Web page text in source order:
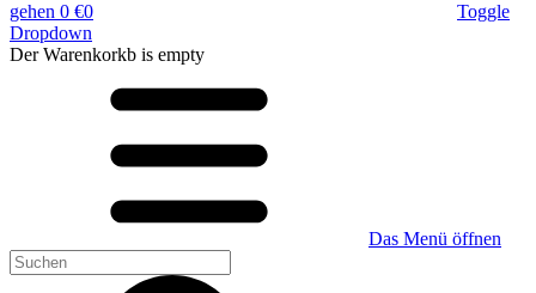
gehen 0 €0
Toggle
Dropdown
Der Warenkorkb is empty
Das Menü öffnen